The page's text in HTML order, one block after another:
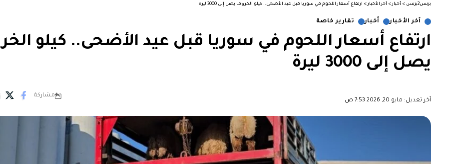
بزنس2بزنس > أخبار > آخر الأخبار > ارتفاع أسعار اللحوم في سوريا قبل عيد الأضحى.. كيلو الخروف يصل إلى 3000 ليرة
آخر الأخبار أخبار تقارير خاصة
ارتفاع أسعار اللحوم في سوريا قبل عيد الأضحى.. كيلو
يصل إلى 3000 ليرة
آخر تعديل: مايو 20, 2026 7:53 ص
مشاركة